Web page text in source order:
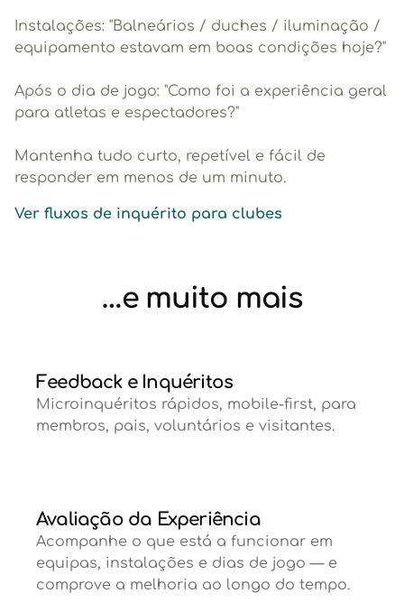
Instalações: "Balneários / duches / iluminação /
equipamento estavam em boas condições hoje?"
Após o dia de jogo: "Como foi a experiência geral
para atletas e espectadores?"
Mantenha tudo curto, repetível e fácil de
responder em menos de um minuto.
Ver fluxos de inquérito para clubes
…e muito mais
Feedback e Inquéritos
Microinquéritos rápidos, mobile-first, para
membros, pais, voluntários e visitantes.
Avaliação da Experiência
Acompanhe o que está a funcionar em
equipas, instalações e dias de jogo — e
comprove a melhoria ao longo do tempo.